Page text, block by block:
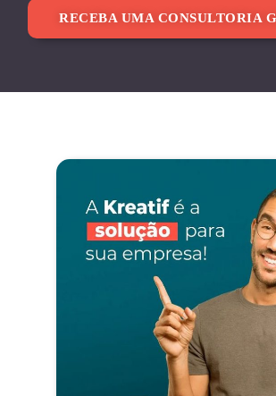
RECEBA UMA CONSULTORIA